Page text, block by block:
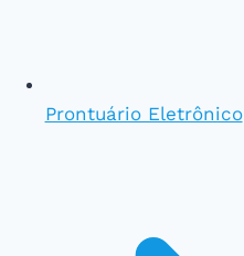
Prontuário Eletrônico